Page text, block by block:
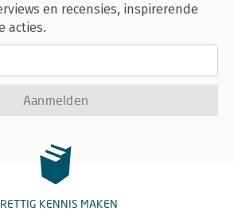
en recensies, inspirerende
acties.
Aanmelden
KENNIS MAKEN